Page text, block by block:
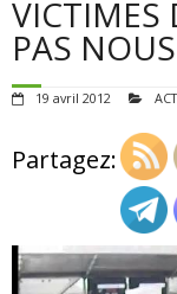
AGENDA
QUI SOMMES-NOUS
ADHÉSIONS,
VICTIMES
PAS
19 avril 2012
Partagez: